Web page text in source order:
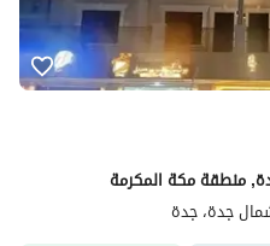
منطقة مكة المكرمة
جدة، جدة